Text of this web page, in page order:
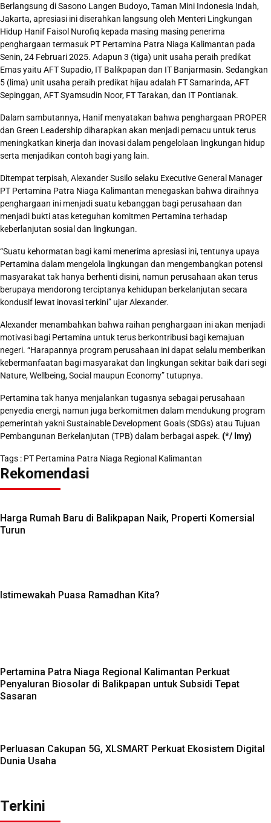
Berlangsung di Sasono Langen Budoyo, Taman Mini Indonesia Indah,
Jakarta, apresiasi ini diserahkan langsung oleh Menteri Lingkungan
Hidup Hanif Faisol Nurofiq kepada masing masing penerima
penghargaan termasuk PT Pertamina Patra Niaga Kalimantan pada
Senin, 24 Februari 2025. Adapun 3 (tiga) unit usaha peraih predikat
Emas yaitu AFT Supadio, IT Balikpapan dan IT Banjarmasin. Sedangkan
5 (lima) unit usaha peraih predikat hijau adalah FT Samarinda, AFT
Sepinggan, AFT Syamsudin Noor, FT Tarakan, dan IT Pontianak.
Dalam sambutannya, Hanif menyatakan bahwa penghargaan PROPER
dan Green Leadership diharapkan akan menjadi pemacu untuk terus
meningkatkan kinerja dan inovasi dalam pengelolaan lingkungan hidup
serta menjadikan contoh bagi yang lain.
Ditempat terpisah, Alexander Susilo selaku Executive General Manager
PT Pertamina Patra Niaga Kalimantan menegaskan bahwa diraihnya
penghargaan ini menjadi suatu kebanggan bagi perusahaan dan
menjadi bukti atas keteguhan komitmen Pertamina terhadap
keberlanjutan sosial dan lingkungan.
“Suatu kehormatan bagi kami menerima apresiasi ini, tentunya upaya
Pertamina dalam mengelola lingkungan dan mengembangkan potensi
masyarakat tak hanya berhenti disini, namun perusahaan akan terus
berupaya mendorong terciptanya kehidupan berkelanjutan secara
kondusif lewat inovasi terkini” ujar Alexander.
Alexander menambahkan bahwa raihan penghargaan ini akan menjadi
motivasi bagi Pertamina untuk terus berkontribusi bagi kemajuan
negeri. “Harapannya program perusahaan ini dapat selalu memberikan
kebermanfaatan bagi masyarakat dan lingkungan sekitar baik dari segi
Nature, Wellbeing, Social maupun Economy” tutupnya.
Pertamina tak hanya menjalankan tugasnya sebagai perusahaan
penyedia energi, namun juga berkomitmen dalam mendukung program
pemerintah yakni Sustainable Development Goals (SDGs) atau Tujuan
Pembangunan Berkelanjutan (TPB) dalam berbagai aspek. (*/ Imy)
Tags : PT Pertamina Patra Niaga Regional Kalimantan
Rekomendasi
Harga Rumah Baru di Balikpapan Naik, Properti Komersial
Turun
Istimewakah Puasa Ramadhan Kita?
Pertamina Patra Niaga Regional Kalimantan Perkuat
Penyaluran Biosolar di Balikpapan untuk Subsidi Tepat
Sasaran
Perluasan Cakupan 5G, XLSMART Perkuat Ekosistem Digital
Dunia Usaha
Terkini